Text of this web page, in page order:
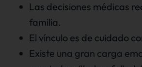
Las decisiones médicas
familia.
El vínculo es de cuidado
Existe una gran carga